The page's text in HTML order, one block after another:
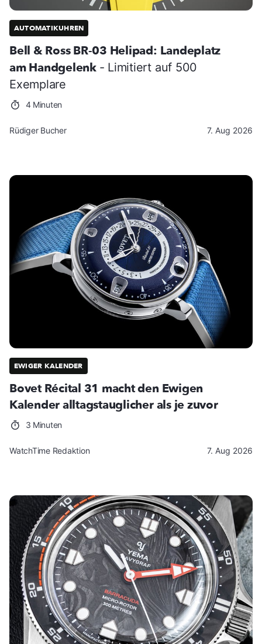
AUTOMATIKUHREN
Bell & Ross BR-03 Helipad: Landeplatz
am Handgelenk - Limitiert auf 500
Exemplare
4 Minuten
Rüdiger Bucher 7. Aug 2026
EWIGER KALENDER
Bovet Récital 31 macht den Ewigen
Kalender alltagstauglicher als je zuvor
3 Minuten
WatchTime Redaktion 7. Aug 2026